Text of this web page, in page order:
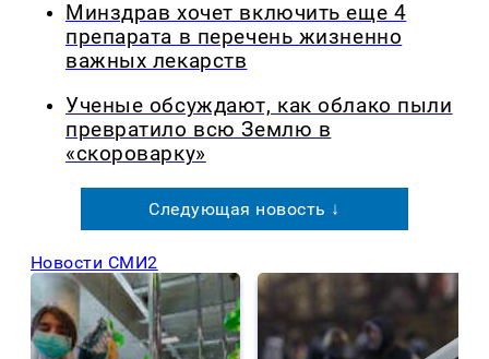
Минздрав хочет включить еще 4
препарата в перечень жизненно
важных лекарств
Ученые обсуждают, как облако пыли
превратило всю Землю в
«скороварку»
Следующая новость ↓
Новости СМИ2